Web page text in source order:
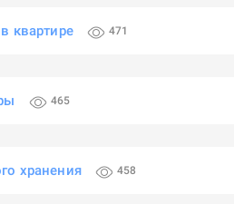
квартире 471
465
хранения 458